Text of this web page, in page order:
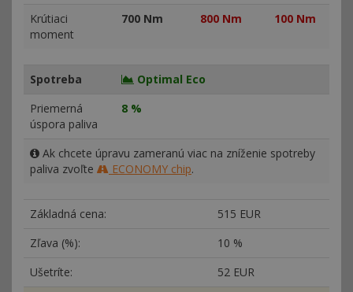
Krútiaci
moment
700 Nm 800 Nm 100 Nm
Spotreba
Optimal Eco
Priemerná
úspora paliva
8 %
Ak chcete úpravu zameranú viac na zníženie spotreby
paliva zvoľte
ECONOMY chip.
Základná cena:
515 EUR
Zľava (%):
10 %
Ušetríte:
52 EUR